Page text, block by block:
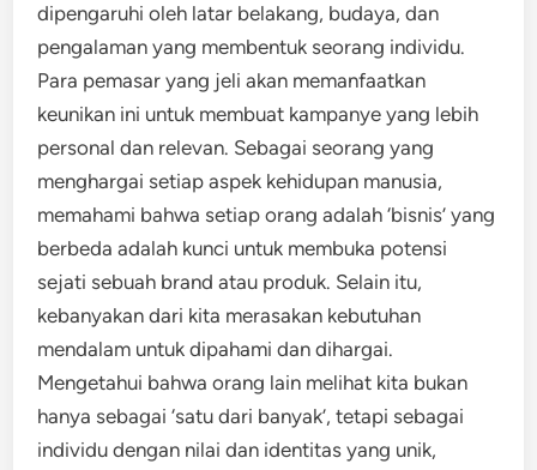
dipengaruhi oleh latar belakang, budaya, dan
pengalaman yang membentuk seorang individu.
Para pemasar yang jeli akan memanfaatkan
keunikan ini untuk membuat kampanye yang lebih
personal dan relevan. Sebagai seorang yang
menghargai setiap aspek kehidupan manusia,
memahami bahwa setiap orang adalah ‘bisnis’ yang
berbeda adalah kunci untuk membuka potensi
sejati sebuah brand atau produk. Selain itu,
kebanyakan dari kita merasakan kebutuhan
mendalam untuk dipahami dan dihargai.
Mengetahui bahwa orang lain melihat kita bukan
hanya sebagai ‘satu dari banyak’, tetapi sebagai
individu dengan nilai dan identitas yang unik,